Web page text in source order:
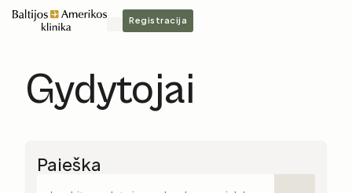
Registracija
Gydytojai
Paieška